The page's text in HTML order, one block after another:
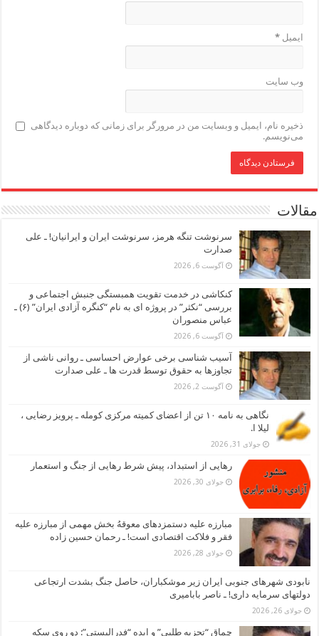
ایمیل*
وب‌ سایت
ذخیره نام، ایمیل و وبسایت من در مرورگر برای زمانی که دوباره دیدگاهی
می‌نویسم.
مقالات
سرنوشت تنگه هرمز، سرنوشت ایران و ایرانیان! ـ علی
صدارت
آگوست 6, 2026
کنکاشی در خدمت تقویت همبستگی جنبش اجتماعی و
بررسی “نکثر” در پروژه ای به نام “کنگره آزادی ایران” (۶) ـ
عباس منصوران
آگوست 6, 2026
آسیب شناسی برخی عوارض احساسی ـ روانی ناشی از
تجاوزها به حقوق توسط قدرت ها ـ علی صدارت
آگوست 2, 2026
نگاهی به نامه ۱۰ تن از اعضای کمیته مرکزی کومله ـ پرویز رضایی ،
لیلا ا.
جولای 31, 2026
رهایی از استبداد، پیش شرط رهایی از جنگ و استعمار
جولای 30, 2026
مبارزه علیه دستمزدهای معوقهُ بخش مهمی از مبارزه علیه
فقر و فلاکت اقتصادی است! ـ رحمان حسین زاده
جولای 28, 2026
نابودی شهرهای جنوبی ایران زیر موشکباران، حاصل جنگ بشدت ارتجاعی
دولتهای سرمایه داری! ـ ناصر بابامیری
جولای 26, 2026
چماق “تجزیه طلبی” و ایده “فدرالیستی”: دو روی سکه